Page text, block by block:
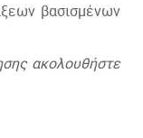
βασισμένων
ακολουθήστε